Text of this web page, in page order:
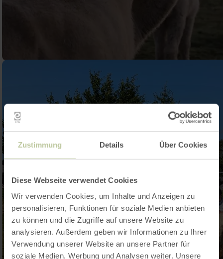
Zustimmung Details Über Cookies
Diese Webseite verwendet Cookies
Wir verwenden Cookies, um Inhalte und Anzeigen zu
personalisieren, Funktionen für soziale Medien anbieten
zu können und die Zugriffe auf unsere Website zu
analysieren. Außerdem geben wir Informationen zu Ihrer
Verwendung unserer Website an unsere Partner für
soziale Medien, Werbung und Analysen weiter. Unsere